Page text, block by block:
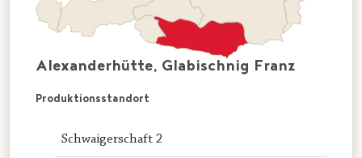
Alexanderhütte, Glabischnig Franz
Produktionsstandort
Schwaigerschaft 2